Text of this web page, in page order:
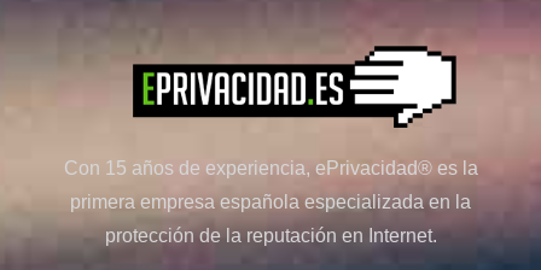
Con 15 años de experiencia, ePrivacidad® es la
primera empresa española especializada en la
protección de la reputación en Internet.